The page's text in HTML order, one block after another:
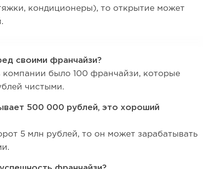
кондиционеры), то открытие может
своими франчайзи?
было 100 франчайзи, которые
чистыми.
500 000 рублей, это хороший
5 млн рублей, то он может зарабатывать